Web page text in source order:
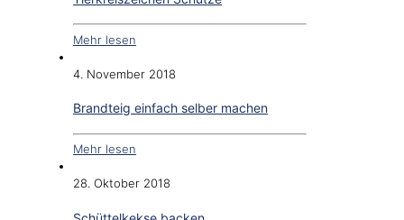
Mehr lesen
4. November 2018
Brandteig einfach selber machen
Mehr lesen
28. Oktober 2018